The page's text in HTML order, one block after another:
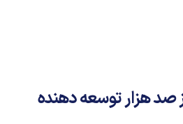
هزار توسعه دهنده